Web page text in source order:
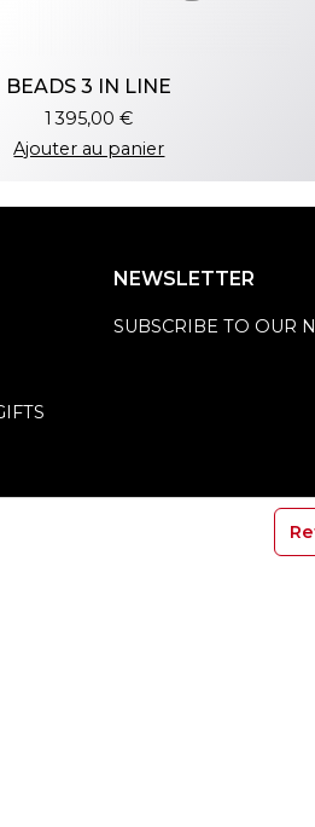
BEADS 3 IN LINE
1 395,00 €
Ajouter au panier
NEWSLETTER
SUBSCRIBE TO OUR